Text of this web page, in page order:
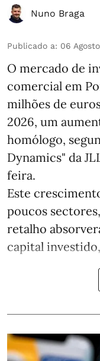
Nuno Braga
Publicado a: 06
O mercado de
comercial em
milhões de
2026, um
homólogo,
Dynamics" da
feira.
Este
poucos
retalho
capital